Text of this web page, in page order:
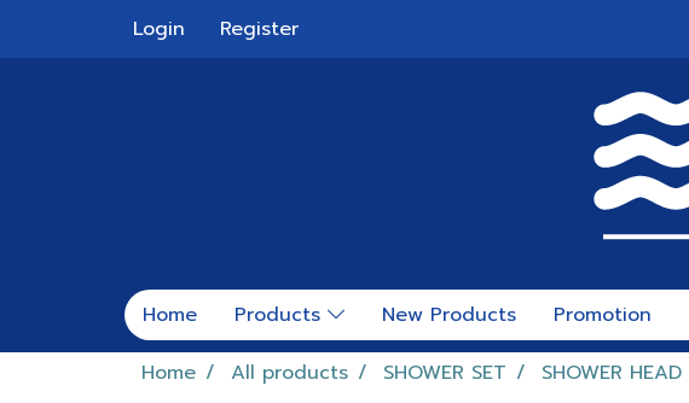
Login Register
Home Products New Products Promotion
Home
All products SHOWER SET SHOWER HEAD